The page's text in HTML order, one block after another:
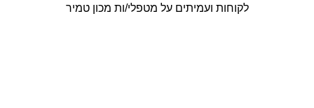
לקוחות ועמיתים על מטפלי/ות מכון טמיר